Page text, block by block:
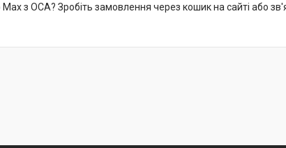
з OCA? Зробіть замовлення через кошик на сайті або